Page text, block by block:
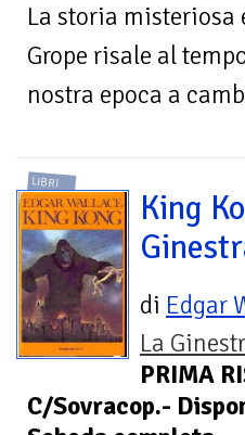
La storia
Grope risale al
nostra epoca a
LIBRI
King
di Edgar
La
PRIMA
C/Sovracop.-